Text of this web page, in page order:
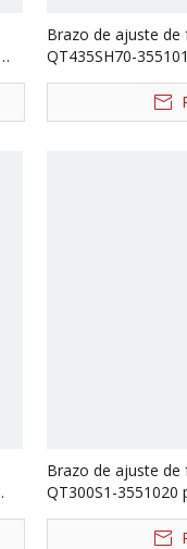
Brazo de ajuste
QT435SH70-
camiones Qingte
Brazo de ajuste
QT300S1-3551020
camiones Foton